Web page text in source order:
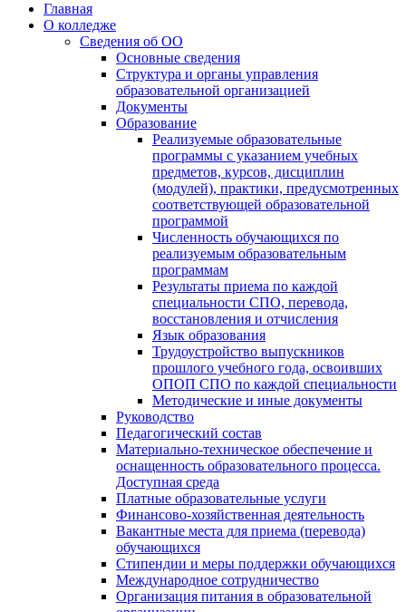
Главная
О колледже
Сведения об ОО
Основные сведения
Структура и органы управления
образовательной организацией
Документы
Образование
Реализуемые образовательные
программы с указанием учебных
предметов, курсов, дисциплин
(модулей), практики, предусмотренных
соответствующей образовательной
программой
Численность обучающихся по
реализуемым образовательным
программам
Результаты приема по каждой
специальности СПО, перевода,
восстановления и отчисления
Язык образования
Трудоустройство выпускников
прошлого учебного года, освоивших
ОПОП СПО по каждой специальности
Методические и иные документы
Руководство
Педагогический состав
Материально-техническое обеспечение и
оснащенность образовательного процесса.
Доступная среда
Платные образовательные услуги
Финансово-хозяйственная деятельность
Вакантные места для приема (перевода)
обучающихся
Стипендии и меры поддержки обучающихся
Международное сотрудничество
Организация питания в образовательной